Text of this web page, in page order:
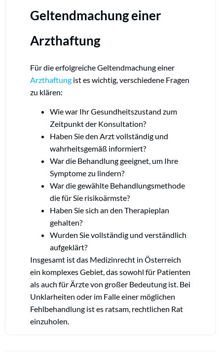
Geltendmachung einer
Arzthaftung
Für die erfolgreiche Geltendmachung einer
Arzthaftung ist es wichtig, verschiedene Fragen
zu klären:
Wie war Ihr Gesundheitszustand zum
Zeitpunkt der Konsultation?
Haben Sie den Arzt vollständig und
wahrheitsgemäß informiert?
War die Behandlung geeignet, um Ihre
Symptome zu lindern?
War die gewählte Behandlungsmethode
die für Sie risikoärmste?
Haben Sie sich an den Therapieplan
gehalten?
Wurden Sie vollständig und verständlich
aufgeklärt?
Insgesamt ist das Medizinrecht in Österreich
ein komplexes Gebiet, das sowohl für Patienten
als auch für Ärzte von großer Bedeutung ist. Bei
Unklarheiten oder im Falle einer möglichen
Fehlbehandlung ist es ratsam, rechtlichen Rat
einzuholen.